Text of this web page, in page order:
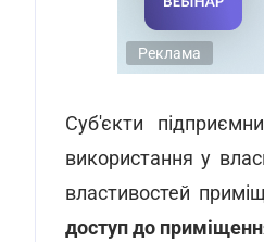
Реклама
Суб'єкти
використання у
властивостей
доступ до